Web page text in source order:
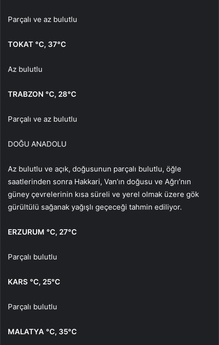
Parçalı ve az bulutlu
TOKAT °C, 37°C
Az bulutlu
TRABZON °C, 28°C
Parçalı ve az bulutlu
DOĞU ANADOLU
Az bulutlu ve açık, doğusunun parçalı bulutlu, öğle
saatlerinden sonra Hakkari, Van’ın doğusu ve Ağrı’nın
güney çevrelerinin kısa süreli ve yerel olmak üzere gök
gürültülü sağanak yağışlı geçeceği tahmin ediliyor.
ERZURUM °C, 27°C
Parçalı bulutlu
KARS °C, 25°C
Parçalı bulutlu
MALATYA °C, 35°C